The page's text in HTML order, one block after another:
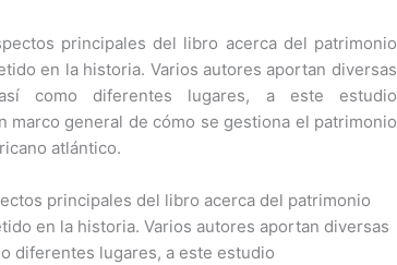
principales del libro acerca del patrimonio
en la historia. Varios autores aportan diversas
como diferentes lugares, a este estudio
general de cómo se gestiona el patrimonio
atlántico.
principales del libro acerca del patrimonio
en la historia. Varios autores aportan diversas
diferentes lugares, a este estudio